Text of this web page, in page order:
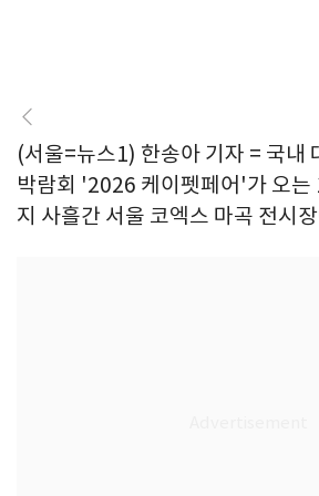
(서울=뉴스1) 한송아 기자 = 국내
박람회 '2026 케이펫페어'가 오
지 사흘간 서울 코엑스 마곡 전시